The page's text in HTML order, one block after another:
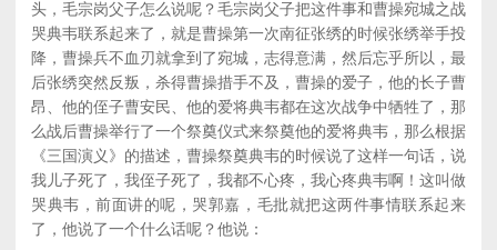
头，毛宗岗父子怎么说呢？毛宗岗父子把这件事和曹操宛城之战
哭典韦联系起来了，就是曹操第一次南征张绣的时候张绣举手投
降，曹操兵不血刃就拿到了宛城，志得意满，然后忘乎所以，最
后张绣突然反叛，杀得曹操措手不及，曹操的爱子，他的长子曹
昂、他的侄子曹安民、他的爱将典韦都在这次战争中牺牲了，那
么战后曹操举行了一个祭奠仪式来祭奠他的爱将典韦，那么根据
《三国演义》的描述，曹操祭奠典韦的时候说了这样一句话，说
我儿子死了，我侄子死了，我都不心疼，我心疼典韦啊！这叫做
哭典韦，前面讲的呢，哭郭嘉，毛批就把这两件事情联系起来
了，他说了一个什么话呢？他说：